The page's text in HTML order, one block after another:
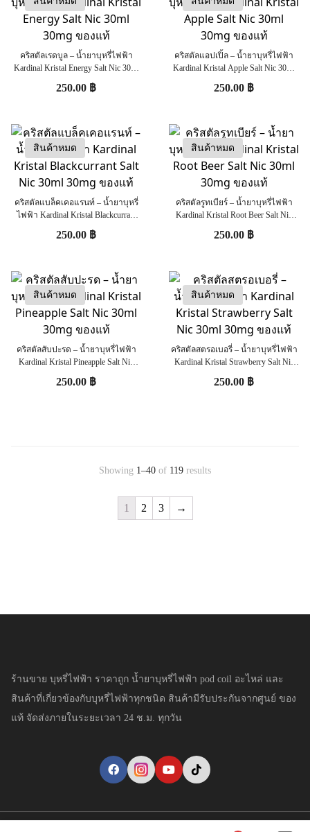
คริสตัลเรดบูล – น้ำยาบุหรี่ไฟฟ้า
Kardinal Kristal Energy Salt Nic 30ml
250.00 ฿
คริสตัลแอปเปิ้ล – น้ำยาบุหรี่ไฟฟ้า
Kardinal Kristal Apple Salt Nic 30ml
250.00 ฿
สินค้าหมด
คริสตัลแบล็คเคอแรนท์ – น้ำยาบุหรี่
ไฟฟ้า Kardinal Kristal Blackcurrant
250.00 ฿
สินค้าหมด
คริสตัลรูทเบียร์ – น้ำยาบุหรี่ไฟฟ้า
Kardinal Kristal Root Beer Salt Nic
250.00 ฿
สินค้าหมด
คริสตัลสับปะรด – น้ำยาบุหรี่ไฟฟ้า
Kardinal Kristal Pineapple Salt Nic
250.00 ฿
สินค้าหมด
คริสตัลสตรอเบอรี่ – น้ำยาบุหรี่ไฟฟ้า
Kardinal Kristal Strawberry Salt Nic
250.00 ฿
Showing 1–40 of 119 results
1 2 3 →
ร้านขาย บุหรี่ไฟฟ้า ราคาถูก น้ำยาบุหรี่ไฟฟ้า pod coil อะไหล่ และ
สินค้าที่เกี่ยวข้องกับบุหรี่ไฟฟ้าทุกชนิด สินค้ามีรับประกันจากศูนย์ ของ
แท้ จัดส่งภายในระยะเวลา 24 ช.ม. ทุกวัน